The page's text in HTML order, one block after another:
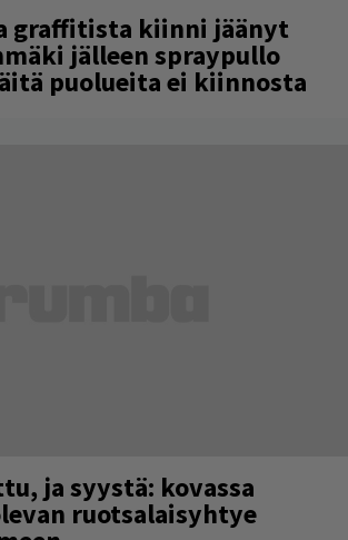
graffitista kiinni jäänyt
jälleen spraypullo
puolueita ei kiinnosta
ja syystä: kovassa
ruotsalaisyhtye